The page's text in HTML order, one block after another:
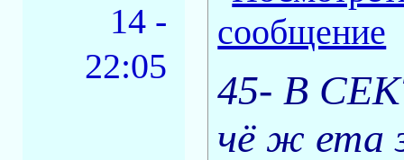
14 -
22:05
45- В
чё ж ета